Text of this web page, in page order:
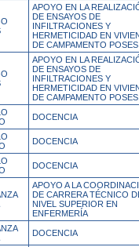
APOYO EN LA
DE ENSAYOS DE
INFILTRACIONES Y
HERMETICIDAD EN
DE CAMPAMENTO
APOYO EN LA
DE ENSAYOS DE
INFILTRACIONES Y
HERMETICIDAD EN
DE CAMPAMENTO
DOCENCIA
DOCENCIA
DOCENCIA
APOYO A LA
DE CARRERA TÉCNICO
NIVEL SUPERIOR EN
ENFERMERÍA
DOCENCIA